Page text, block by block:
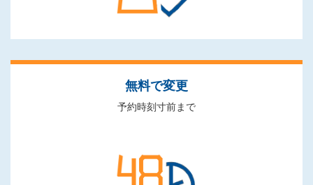
無料で変更
予約時刻寸前まで